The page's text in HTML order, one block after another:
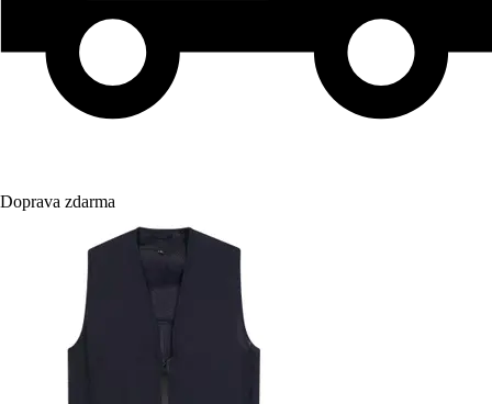
Doprava zdarma